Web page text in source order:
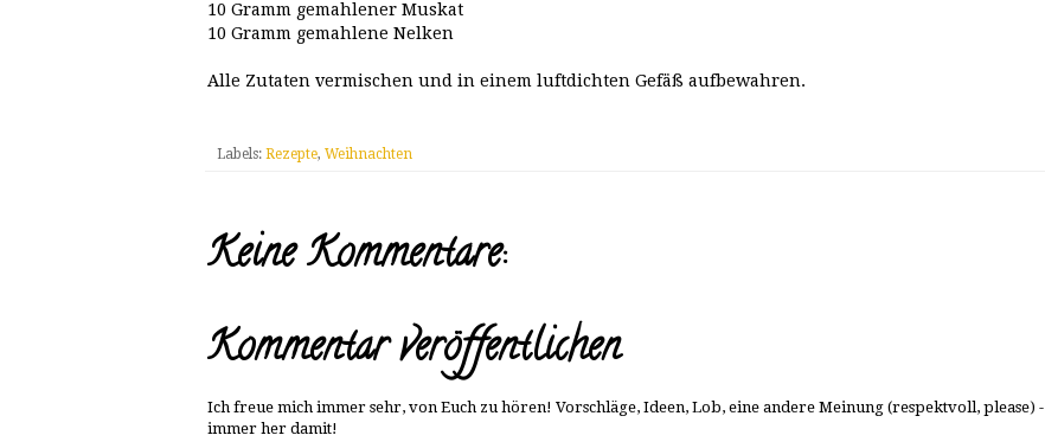
10 Gramm gemahlener Muskat
10 Gramm gemahlene Nelken
Alle Zutaten vermischen und in einem luftdichten Gefäß aufbewahren.
Labels: Rezepte, Weihnachten
Keine Kommentare:
Kommentar veröffentlichen
Ich freue mich immer sehr, von Euch zu hören! Vorschläge, Ideen, Lob, eine andere Meinung (respektvoll, please) -
immer her damit!